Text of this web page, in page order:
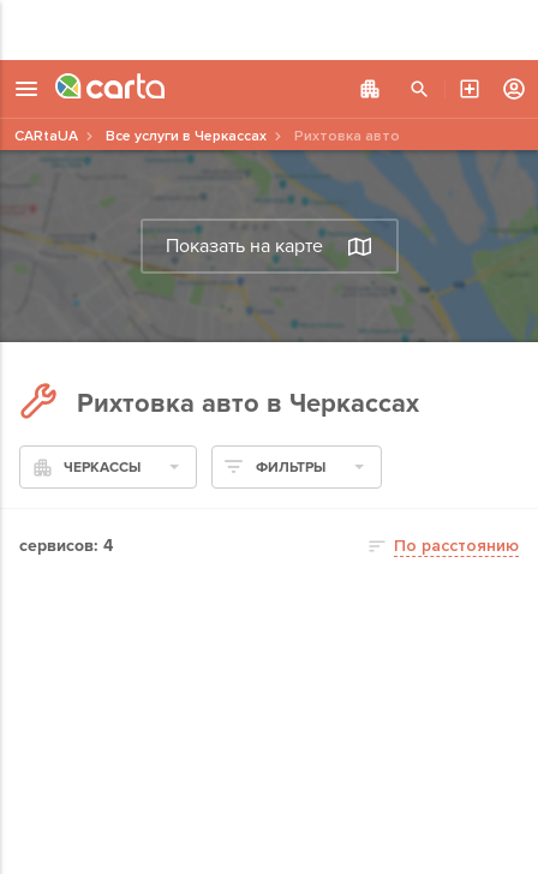
Показать на карте
CARtaUA Все услуги в Черкассах Рихтовка авто
Рихтовка авто в Черкассах
ЧЕРКАССЫ ФИЛЬТРЫ
сервисов: 4 По расстоянию